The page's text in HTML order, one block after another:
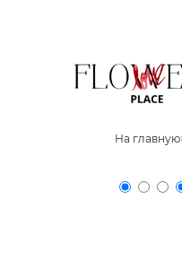
На главную